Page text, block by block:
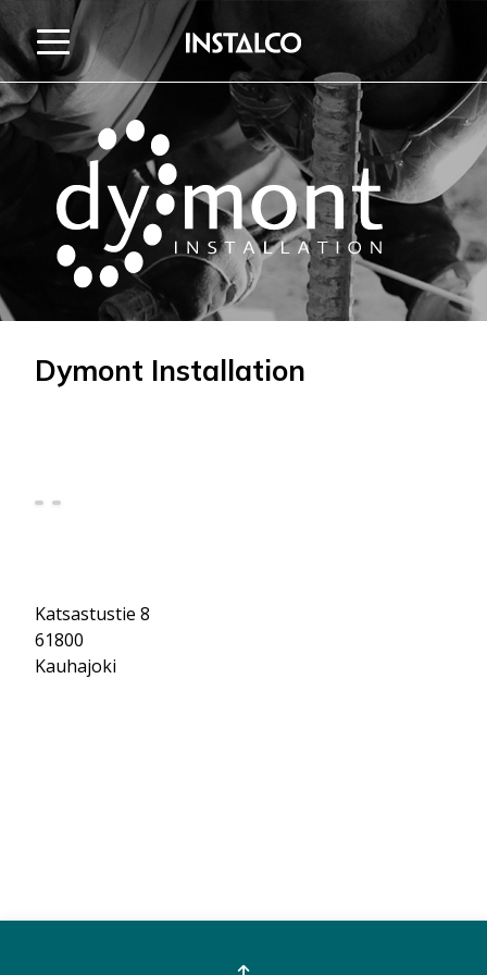
Zum Inhalt springen
Dymont Installation
Katsastustie 8
61800
Kauhajoki